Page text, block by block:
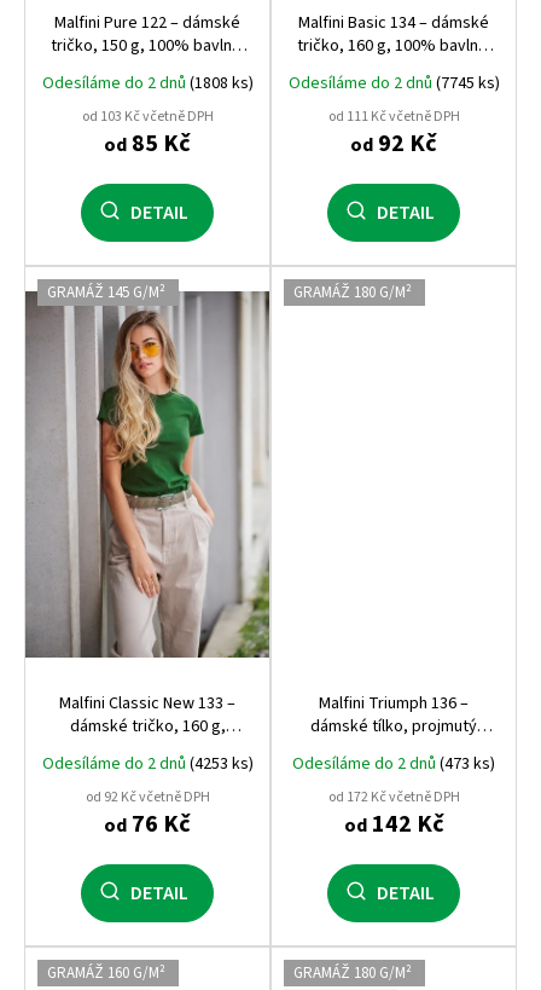
Malfini Pure 122 – dámské
tričko, 150 g, 100% bavlna,
Odesíláme do 2 dnů (1808 ks)
od 103 Kč včetně DPH
od 85 Kč
DETAIL
Malfini Basic 134 – dámské
tričko, 160 g, 100% bavlna,
Odesíláme do 2 dnů (7745 ks)
od 111 Kč včetně DPH
od 92 Kč
DETAIL
GRAMÁŽ 145 G/M²
Malfini Classic New 133 –
dámské tričko, 160 g,
Odesíláme do 2 dnů (4253 ks)
od 92 Kč včetně DPH
od 76 Kč
DETAIL
GRAMÁŽ 180 G/M²
Malfini Triumph 136 –
dámské tílko, projmutý
Odesíláme do 2 dnů (473 ks)
od 172 Kč včetně DPH
od142 Kč
DETAIL
GRAMÁŽ 160 G/M²
GRAMÁŽ 180 G/M²